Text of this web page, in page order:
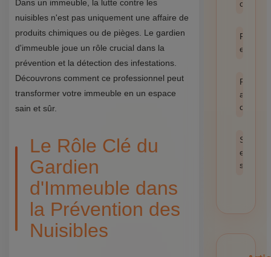
Dans un immeuble, la lutte contre les
nuisibles n'est pas uniquement une affaire de
produits chimiques ou de pièges. Le gardien
d'immeuble joue un rôle crucial dans la
prévention et la détection des infestations.
Découvrons comment ce professionnel peut
transformer votre immeuble en un espace
sain et sûr.
Le Rôle Clé du
Gardien
d'Immeuble dans
la Prévention des
Nuisibles
cafards
et
Produit
anti
cafards
Santé
et
sécurité